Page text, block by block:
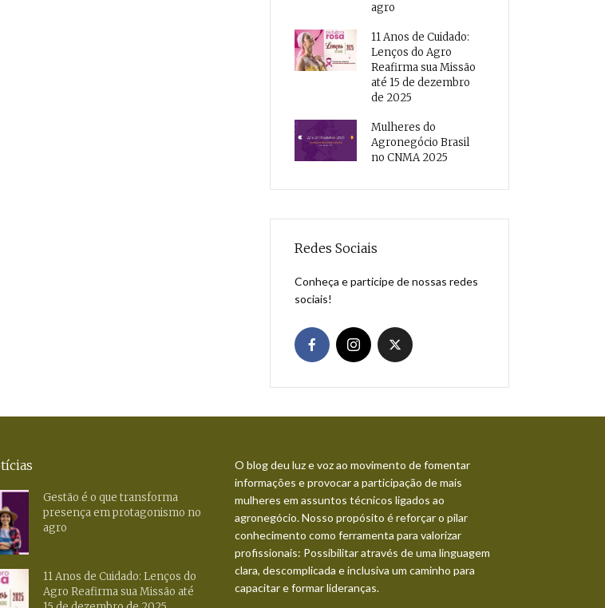
agro
11 Anos de Cuidado:
Lenços do Agro
Reafirma sua Missão
até 15 de dezembro
de 2025
Mulheres do
Agronegócio Brasil
no CNMA 2025
Redes Sociais
Conheça e participe de nossas redes
sociais!
Gestão é o que transforma
presença em protagonismo no
agro
11 Anos de Cuidado: Lenços do
Agro Reafirma sua Missão até
O blog deu luz e voz ao movimento de fomentar
informações e provocar a participação de mais
mulheres em assuntos técnicos ligados ao
agronegócio. Nosso propósito é reforçar o pilar
conhecimento como ferramenta para valorizar
profissionais: Possibilitar através de uma linguagem
clara, descomplicada e inclusiva um caminho para
capacitar e formar lideranças.